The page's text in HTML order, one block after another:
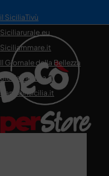
il SiciliaTivù
Siciliarurale.eu
Siciliammare.it
Il Giornale della Bellezza
Siciliamedica.it
Sanitainsicilia.it